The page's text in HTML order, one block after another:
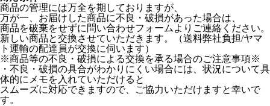
商品の管理には万全を期しておりますが、
万が一、お届けした商品に不良・破損があった場合は、
商品を破棄をせずに問い合わせフォームよりご連絡ください。
新しい商品と交換させていただきます。（送料弊社負担/ヤマ
ト運輸の配達員が交換に伺います）
※商品等の不良・破損による交換を承る場合のご注意事項※
・不良・破損の具合がわかりにくい場合には、状況について具
体的にメモを入れていただけると
スムーズに対応できますので、ご協力いただけますと幸いで
す。